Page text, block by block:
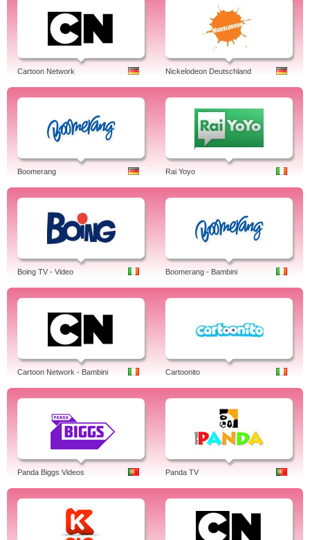
Cartoon Network Nickelodeon Deutschland
Boomerang Rai Yoyo
Boing TV - Video Boomerang - Bambini
Cartoon Network - Bambini Cartoonito
Panda Biggs Videos Panda TV